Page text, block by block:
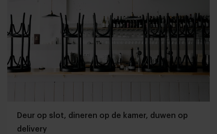
Deur op slot, dineren op de kamer, duwen op
delivery